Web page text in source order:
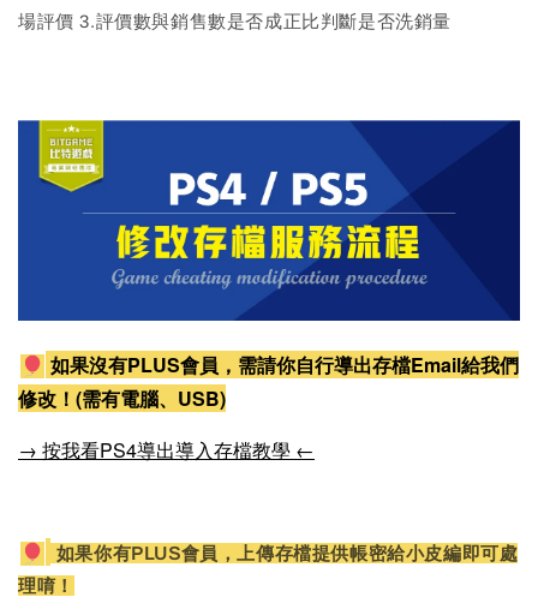
場評價 3.評價數與銷售數是否成正比判斷是否洗銷量
如果沒有PLUS會員，需請你自行導出存檔Email給我們
修改！(需有電腦、USB)
→ 按我看PS4導出導入存檔教學 ←
如果你有PLUS會員，上傳存檔提供帳密給小皮編即可處
理唷！